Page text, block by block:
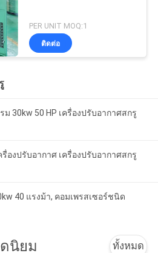
PER UNIT MOQ:1
ติดต่อ
30kw 50 HP เครื่องปรับอากาศสกรู
รื่องปรับอากาศ เครื่องปรับอากาศสกรู
40 แรงม้า, คอมเพรสเซอร์ชนิด
นิยม ทั้งหมด